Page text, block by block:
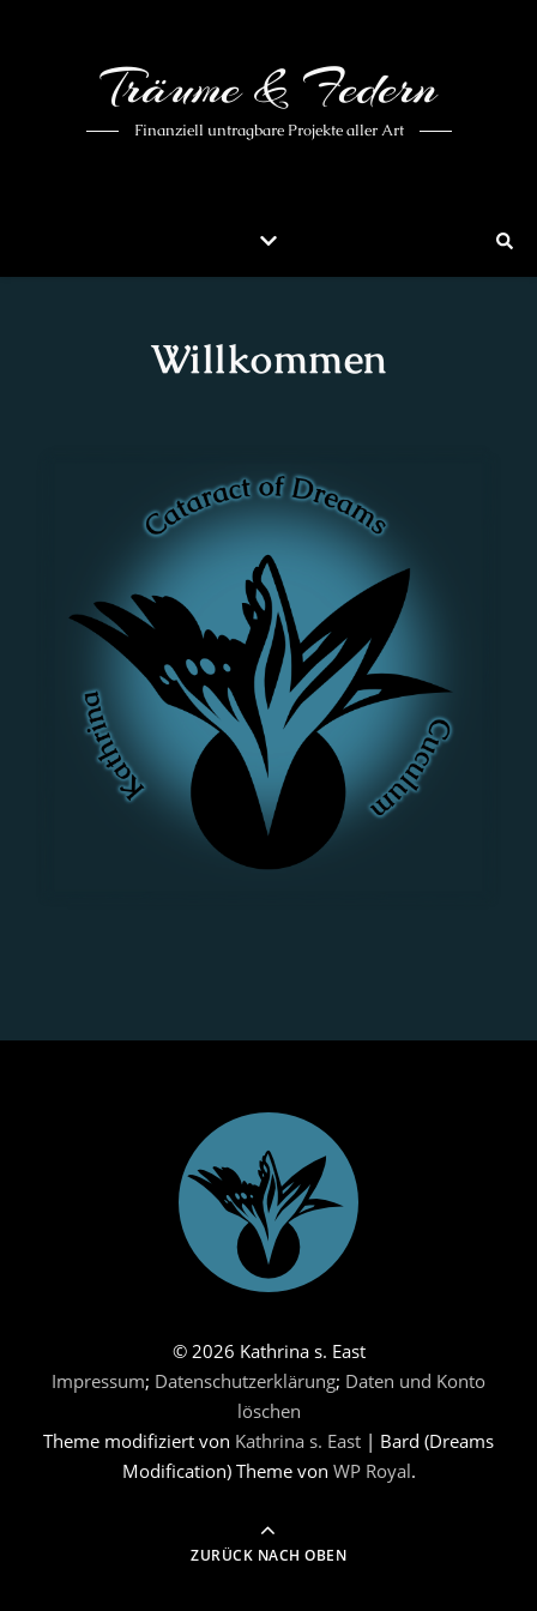
Träume & Federn
Finanziell untragbare Projekte aller Art
Willkommen
© 2026 Kathrina s. East
Impressum; Datenschutzerklärung; Daten und Konto
löschen
Theme modifiziert von Kathrina s. East | Bard (Dreams
Modification) Theme von WP Royal.
ZURÜCK NACH OBEN